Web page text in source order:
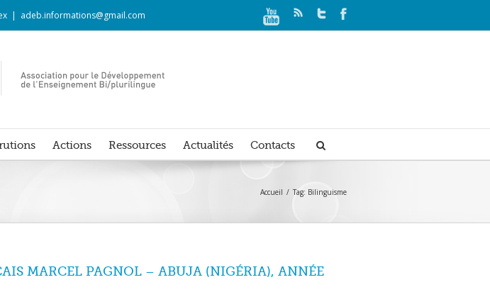
| adeb.informations@gmail.com
Actions Ressources Actualités Contacts
Accueil Tag: Bilinguisme
MARCEL PAGNOL – ABUJA (NIGÉRIA), ANNÉE